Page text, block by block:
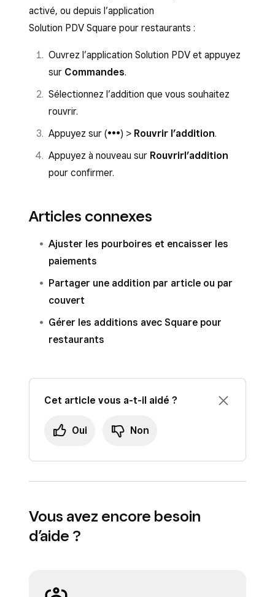
activé, ou depuis l’application
Solution PDV Square pour restaurants :
Ouvrez l’application Solution PDV et appuyez
sur Commandes.
Sélectionnez l’addition que vous souhaitez
rouvrir.
Appuyez sur (•••) > Rouvrir l’addition.
Appuyez à nouveau sur Rouvrirl’addition
pour confirmer.
Articles connexes
Ajuster les pourboires et encaisser les
paiements
Partager une addition par article ou par
couvert
Gérer les additions avec Square pour
restaurants
Cet article vous a-t-il aidé ?
Oui Non
Vous avez encore besoin
d’aide ?